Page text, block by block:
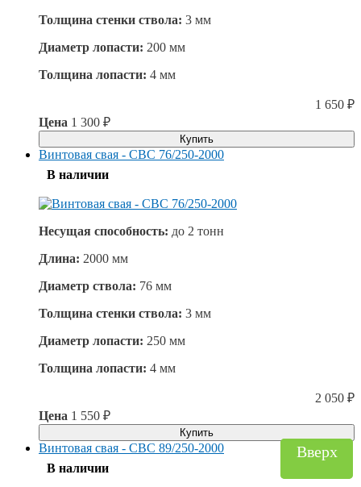
Толщина стенки ствола: 3 мм
Диаметр лопасти: 200 мм
Толщина лопасти: 4 мм
1 650 ₽
Цена 1 300 ₽
Купить
Винтовая свая - СВС 76/250-2000
В наличии
Несущая способность: до 2 тонн
Длина: 2000 мм
Диаметр ствола: 76 мм
Толщина стенки ствола: 3 мм
Диаметр лопасти: 250 мм
Толщина лопасти: 4 мм
2 050 ₽
Цена 1 550 ₽
Купить
Винтовая свая - СВС 89/250-2000
В наличии
Вверх
Вверх